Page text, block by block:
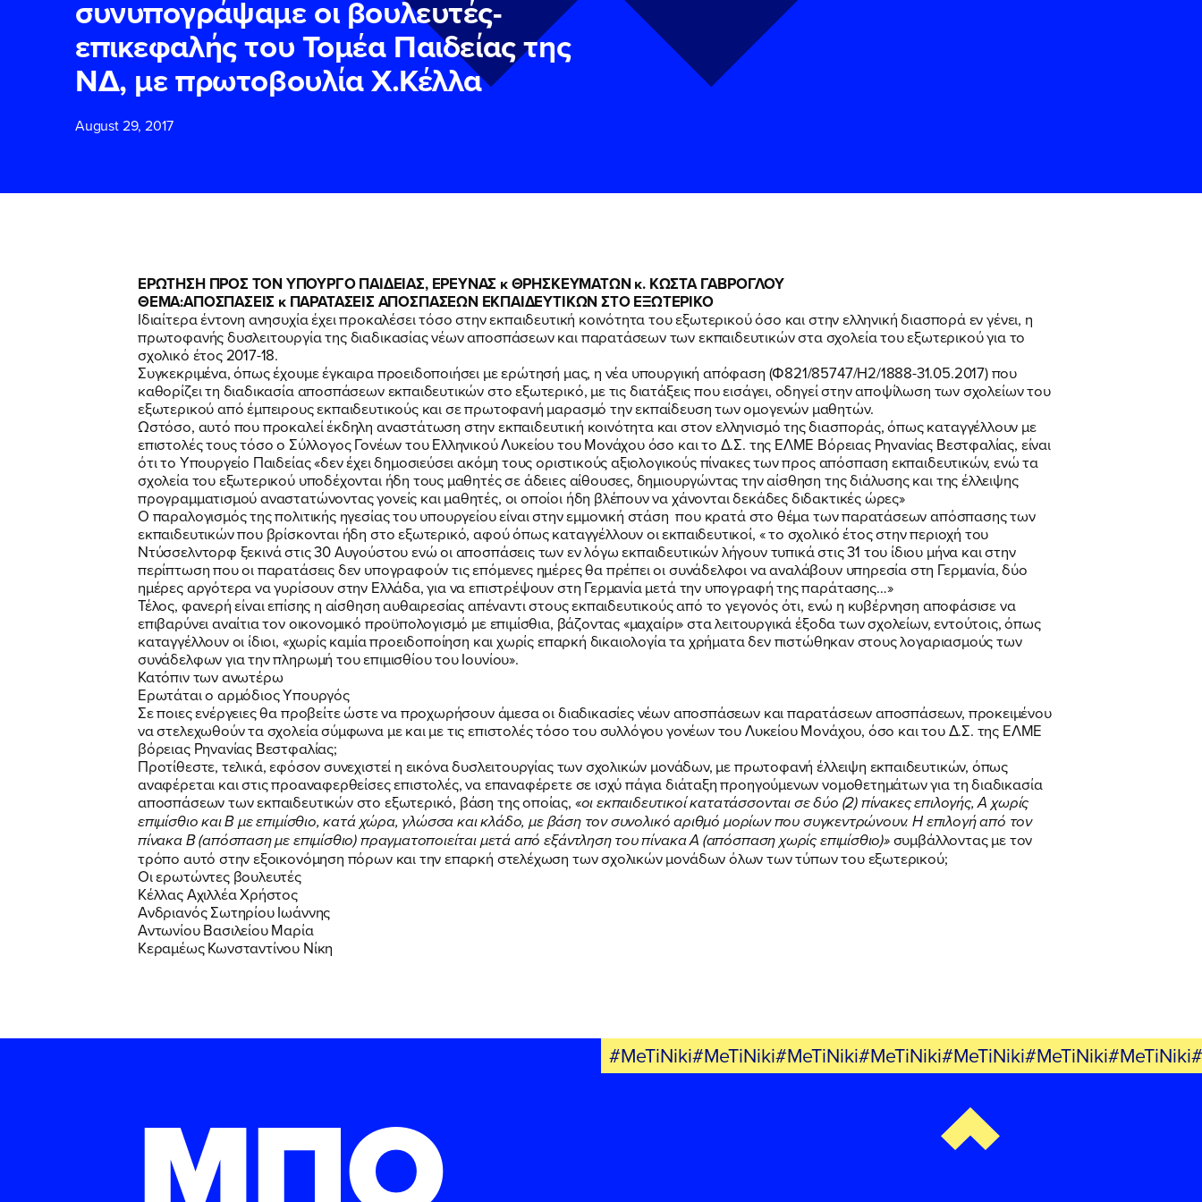
ΠΟΙΑ ΕΙΜΑΙ
ΕΡΓΟ
ΕΚΔΗΛΩΣΕΙΣ
ΝΕΑ
ΕΛΑ ΚΙ ΕΣΥ
FB IN TW YT LN VB TIKTOK
συνυπογράψαμε οι βουλευτές-
επικεφαλής του Τομέα Παιδείας της
ΝΔ, με πρωτοβουλία Χ.Κέλλα
August 29, 2017
ΕΡΩΤΗΣΗ ΠΡΟΣ ΤΟΝ ΥΠΟΥΡΓΟ ΠΑΙΔΕΙΑΣ, ΕΡΕΥΝΑΣ κ ΘΡΗΣΚΕΥΜΑΤΩΝ κ. ΚΩΣΤΑ ΓΑΒΡΟΓΛΟΥ
ΘΕΜΑ:ΑΠΟΣΠΑΣΕΙΣ κ ΠΑΡΑΤΑΣΕΙΣ ΑΠΟΣΠΑΣΕΩΝ ΕΚΠΑΙΔΕΥΤΙΚΩΝ ΣΤΟ ΕΞΩΤΕΡΙΚΟ
Ιδιαίτερα έντονη ανησυχία έχει προκαλέσει τόσο στην εκπαιδευτική κοινότητα του εξωτερικού όσο και στην ελληνική διασπορά εν γένει, η
πρωτοφανής δυσλειτουργία της διαδικασίας νέων αποσπάσεων και παρατάσεων των εκπαιδευτικών στα σχολεία του εξωτερικού για το
σχολικό έτος 2017-18.
Συγκεκριμένα, όπως έχουμε έγκαιρα προειδοποιήσει με ερώτησή μας, η νέα υπουργική απόφαση (Φ821/85747/Η2/1888-31.05.2017) που
καθορίζει τη διαδικασία αποσπάσεων εκπαιδευτικών στο εξωτερικό, με τις διατάξεις που εισάγει, οδηγεί στην αποψίλωση των σχολείων του
εξωτερικού από έμπειρους εκπαιδευτικούς και σε πρωτοφανή μαρασμό την εκπαίδευση των ομογενών μαθητών.
Ωστόσο, αυτό που προκαλεί έκδηλη αναστάτωση στην εκπαιδευτική κοινότητα και στον ελληνισμό της διασποράς, όπως καταγγέλλουν με
επιστολές τους τόσο ο Σύλλογος Γονέων του Ελληνικού Λυκείου του Μονάχου όσο και το Δ.Σ. της ΕΛΜΕ Βόρειας Ρηνανίας Βεστφαλίας, είναι
ότι το Υπουργείο Παιδείας «δεν έχει δημοσιεύσει ακόμη τους οριστικούς αξιολογικούς πίνακες των προς απόσπαση εκπαιδευτικών, ενώ τα
σχολεία του εξωτερικού υποδέχονται ήδη τους μαθητές σε άδειες αίθουσες, δημιουργώντας την αίσθηση της διάλυσης και της έλλειψης
προγραμματισμού αναστατώνοντας γονείς και μαθητές, οι οποίοι ήδη βλέπουν να χάνονται δεκάδες διδακτικές ώρες»
Ο παραλογισμός της πολιτικής ηγεσίας του υπουργείου είναι στην εμμονική στάση που κρατά στο θέμα των παρατάσεων απόσπασης των
εκπαιδευτικών που βρίσκονται ήδη στο εξωτερικό, αφού όπως καταγγέλλουν οι εκπαιδευτικοί, « το σχολικό έτος στην περιοχή του
Ντύσσελντορφ ξεκινά στις 30 Αυγούστου ενώ οι αποσπάσεις των εν λόγω εκπαιδευτικών λήγουν τυπικά στις 31 του ίδιου μήνα και στην
περίπτωση που οι παρατάσεις δεν υπογραφούν τις επόμενες ημέρες θα πρέπει οι συνάδελφοι να αναλάβουν υπηρεσία στη Γερμανία, δύο
ημέρες αργότερα να γυρίσουν στην Ελλάδα, για να επιστρέψουν στη Γερμανία μετά την υπογραφή της παράτασης…»
Τέλος, φανερή είναι επίσης η αίσθηση αυθαιρεσίας απέναντι στους εκπαιδευτικούς από το γεγονός ότι, ενώ η κυβέρνηση αποφάσισε να
επιβαρύνει αναίτια τον οικονομικό προϋπολογισμό με επιμίσθια, βάζοντας «μαχαίρι» στα λειτουργικά έξοδα των σχολείων, εντούτοις, όπως
καταγγέλλουν οι ίδιοι, «χωρίς καμία προειδοποίηση και χωρίς επαρκή δικαιολογία τα χρήματα δεν πιστώθηκαν στους λογαριασμούς των
συνάδελφων για την πληρωμή του επιμισθίου του Ιουνίου».
Κατόπιν των ανωτέρω
Ερωτάται ο αρμόδιος Υπουργός
Σε ποιες ενέργειες θα προβείτε ώστε να προχωρήσουν άμεσα οι διαδικασίες νέων αποσπάσεων και παρατάσεων αποσπάσεων, προκειμένου
να στελεχωθούν τα σχολεία σύμφωνα με και με τις επιστολές τόσο του συλλόγου γονέων του Λυκείου Μονάχου, όσο και του Δ.Σ. της ΕΛΜΕ
βόρειας Ρηνανίας Βεστφαλίας;
Προτίθεστε, τελικά, εφόσον συνεχιστεί η εικόνα δυσλειτουργίας των σχολικών μονάδων, με πρωτοφανή έλλειψη εκπαιδευτικών, όπως
αναφέρεται και στις προαναφερθείσες επιστολές, να επαναφέρετε σε ισχύ πάγια διάταξη προηγούμενων νομοθετημάτων για τη διαδικασία
αποσπάσεων των εκπαιδευτικών στο εξωτερικό, βάση της οποίας, «οι εκπαιδευτικοί κατατάσσονται σε δύο (2) πίνακες επιλογής, Α χωρίς
επιμίσθιο και Β με επιμίσθιο, κατά χώρα, γλώσσα και κλάδο, με βάση τον συνολικό αριθμό μορίων που συγκεντρώνουν. Η επιλογή από τον
πίνακα Β (απόσπαση με επιμίσθιο) πραγματοποιείται μετά από εξάντληση του πίνακα Α (απόσπαση χωρίς επιμίσθιο)»συμβάλλοντας με τον
τρόπο αυτό στην εξοικονόμηση πόρων και την επαρκή στελέχωση των σχολικών μονάδων όλων των τύπων του εξωτερικού;
Οι ερωτώντες βουλευτές
Κέλλας Αχιλλέα Χρήστος
Ανδριανός Σωτηρίου Ιωάννης
Αντωνίου Βασιλείου Μαρία
Κεραμέως Κωνσταντίνου Νίκη
ΕΠΙΘΕΤΟ*
Αποδέχομαι τηνΠολιτική Προστασίας Προσωπικών Δεδομένωνκαι τους τους
δικτυακού τόπου του Πολιτικού Γραφείου της Βουλευτού Νίκης Κεραμέως
ΥΠΟΒΟΛΗ
ΕΠΙΘΕΤΟ*
Αποδέχομαι τηνΠολιτική Προστασίας Προσωπικών Δεδομένωνκαι τους τους
δικτυακού τόπου του Πολιτικού Γραφείου της Βουλευτού Νίκης Κεραμέως
ΥΠΟΒΟΛΗ